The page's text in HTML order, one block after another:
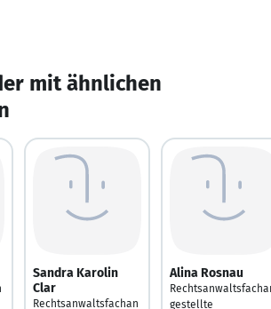
mit ähnlichen
Sandra Karolin
Clar
Rechtsanwaltsfachan
Alina Rosnau
gestellte